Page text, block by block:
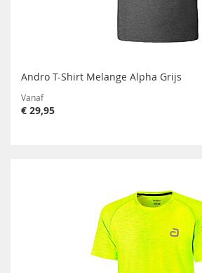
Andro T-Shirt Melange Alpha Grijs
Vanaf
€ 29,95